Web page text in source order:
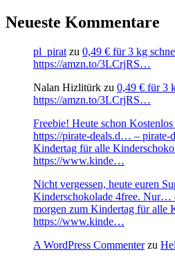
Neueste Kommentare
pl_pirat zu 0,49 € für 3 kg
https://amzn.to/3LCrjRS…
Nalan Hizlitürk zu 0,49 € für 3
https://amzn.to/3LCrjRS…
Freebie! Heute schon
https://pirate-deals.d… – pirate-
Kindertag für alle
https://www.kinde…
Nicht vergessen, heute euren
Kinderschokolade 4free. Nur…
morgen zum Kindertag für alle
https://www.kinde…
A WordPress Commenterzu